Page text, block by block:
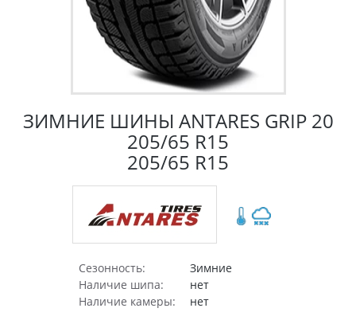
ЗИМНИЕ ШИНЫ ANTARES GRIP 20
205/65 R15
205/65 R15
Сезонность:
Зимние
Наличие шипа:
нет
Наличие камеры:
нет